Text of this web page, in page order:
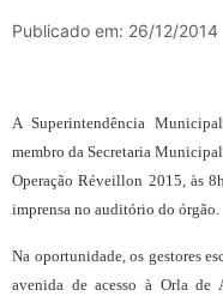
Publicado em: 26/12/2014
A Superintendência
membro da Secretaria
Operação Réveillon 2015, às
imprensa no auditório do órgão.
Na oportunidade, os gestores
avenida de acesso à Orla de